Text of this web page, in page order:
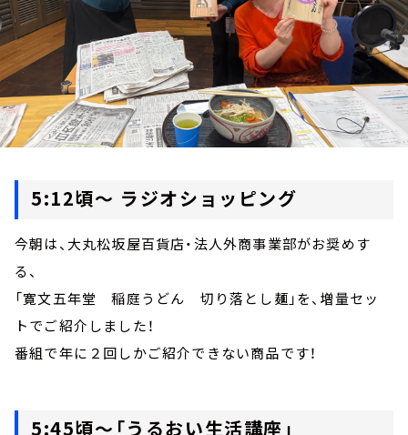
5:12頃～ ラジオショッピング
今朝は、大丸松坂屋百貨店・法人外商事業部がお奨めす
る、
「寛文五年堂 稲庭うどん 切り落とし麺」を、増量セッ
トでご紹介しました！
番組で年に２回しかご紹介できない商品です！
5:45頃～「うるおい生活講座」